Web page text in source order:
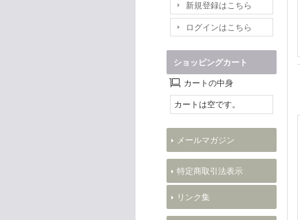
新規登録はこちら
ログインはこちら
ショッピングカート
カートの中身
カートは空です。
メールマガジン
特定商取引法表示
リンク集